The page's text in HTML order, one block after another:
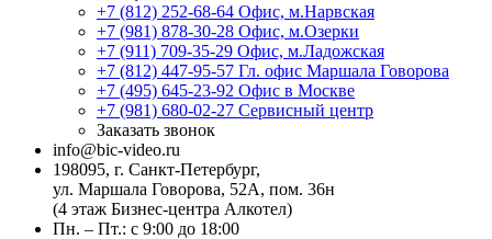
+7 (812) 252-68-64 Офис, м.Нарвская
+7 (981) 878-30-28 Офис, м.Озерки
+7 (911) 709-35-29 Офис, м.Ладожская
+7 (812) 447-95-57 Гл. офис Маршала Говорова
+7 (495) 645-23-92 Офис в Москве
+7 (981) 680-02-27 Сервисный центр
Заказать звонок
info@bic-video.ru
198095, г. Санкт-Петербург,
ул. Маршала Говорова, 52А, пом. 36н
(4 этаж Бизнес-центра Алкотел)
Пн. – Пт.: с 9:00 до 18:00